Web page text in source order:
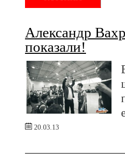
Александр
показали!
20.03.13